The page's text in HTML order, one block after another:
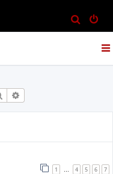
e
Search
1 … 4 5 6 7